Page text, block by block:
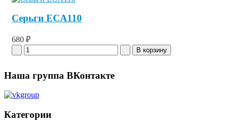
Серьги ECA110
680 ₽
Наша группа ВКонтакте
Категории